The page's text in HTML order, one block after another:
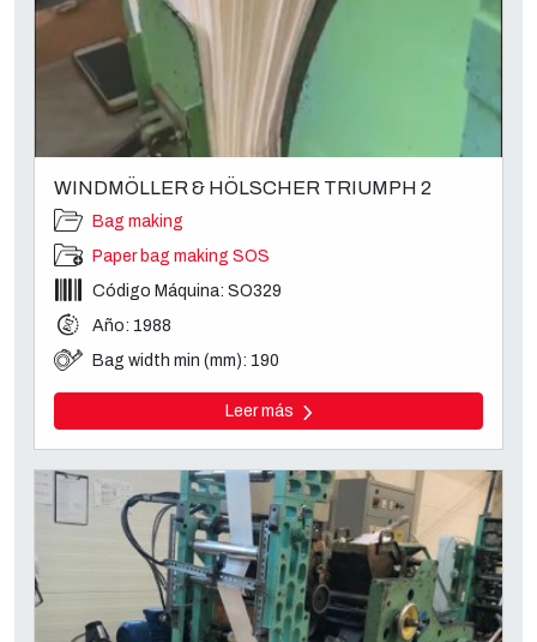
WINDMÖLLER & HÖLSCHER TRIUMPH 2
Bag making
Paper bag making SOS
Código Máquina: SO329
Año: 1988
Bag width min (mm): 190
Leer más